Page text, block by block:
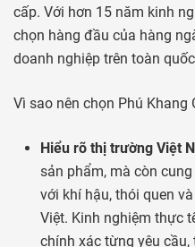
cấp. Với hơn 15 năm kinh
chọn hàng đầu của hàng
doanh nghiệp trên toàn
Vì sao nên chọn Phú Khang
Hiểu rõ thị trường Việt
sản phẩm, mà còn
với khí hậu, thói quen
Việt. Kinh nghiệm thực
chính xác từng yêu